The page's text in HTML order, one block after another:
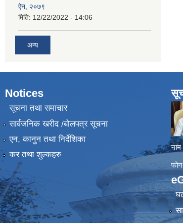
ऐन, २०७९
मिति: 12/22/2022 - 14:06
अन्य
Notices
सूचना तथा समाचार
सार्वजनिक खरीद /बोलपत्र सूचना
एन, कानुन तथा निर्देशिका
कर तथा शुल्कहरु